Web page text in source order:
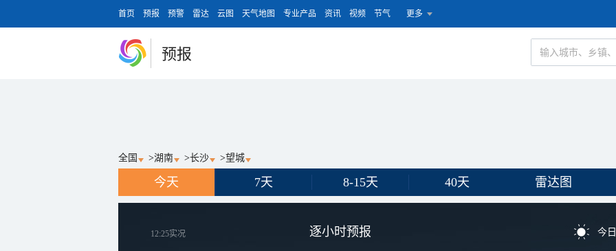
首页 预报 预警 雷达 云图 天气地图 专业产品 资讯 视频 节气 更多
预报
全国 >湖南 >长沙 >望城
今天 7天 8-15天 40天 雷达图
12:25实况 逐小时预报 今